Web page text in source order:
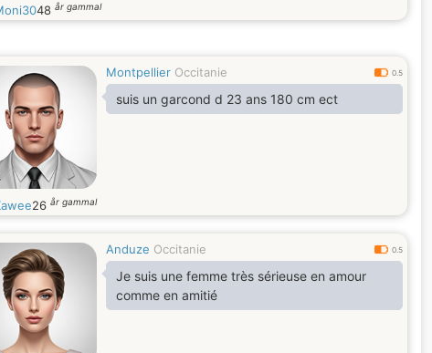
48 år gammal
Montpellier Occitanie 0.5
suis un garcond d 23 ans 180 cm ect
26 år gammal
Anduze Occitanie 0.5
Je suis une femme très sérieuse en amour
comme en amitié